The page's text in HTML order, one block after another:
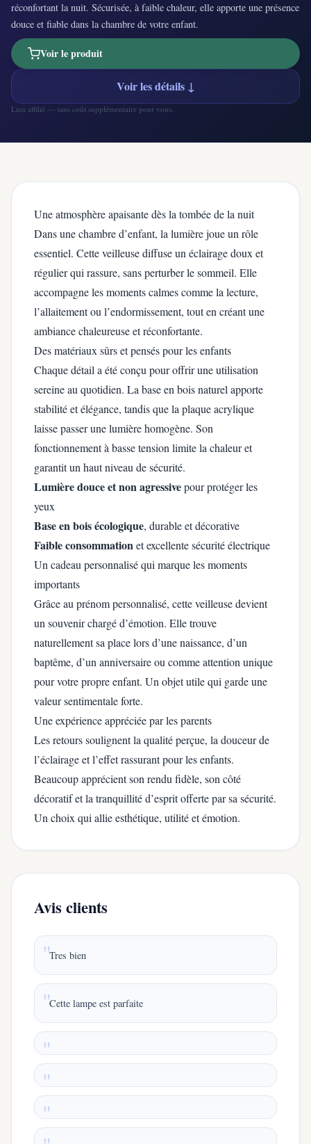
réconfortant la nuit. Sécurisée, à faible chaleur, elle apporte une présence
douce et fiable dans la chambre de votre enfant.
Voir le produit
Voir les détails ↓
Lien affilié — sans coût supplémentaire pour vous.
Une atmosphère apaisante dès la tombée de la nuit
Dans une chambre d’enfant, la lumière joue un rôle
essentiel. Cette veilleuse diffuse un éclairage doux et
régulier qui rassure, sans perturber le sommeil. Elle
accompagne les moments calmes comme la lecture,
l’allaitement ou l’endormissement, tout en créant une
ambiance chaleureuse et réconfortante.
Des matériaux sûrs et pensés pour les enfants
Chaque détail a été conçu pour offrir une utilisation
sereine au quotidien. La base en bois naturel apporte
stabilité et élégance, tandis que la plaque acrylique
laisse passer une lumière homogène. Son
fonctionnement à basse tension limite la chaleur et
garantit un haut niveau de sécurité.
Lumière douce et non agressivepour protéger les
yeux
Base en bois écologique, durable et décorative
Faible consommationet excellente sécurité électrique
Un cadeau personnalisé qui marque les moments
importants
Grâce au prénom personnalisé, cette veilleuse devient
un souvenir chargé d’émotion. Elle trouve
naturellement sa place lors d’une naissance, d’un
baptême, d’un anniversaire ou comme attention unique
pour votre propre enfant. Un objet utile qui garde une
valeur sentimentale forte.
Une expérience appréciée par les parents
Les retours soulignent la qualité perçue, la douceur de
l’éclairage et l’effet rassurant pour les enfants.
Beaucoup apprécient son rendu fidèle, son côté
décoratif et la tranquillité d’esprit offerte par sa sécurité.
Un choix qui allie esthétique, utilité et émotion.
Avis clients
Tres bien
Cette lampe est parfaite